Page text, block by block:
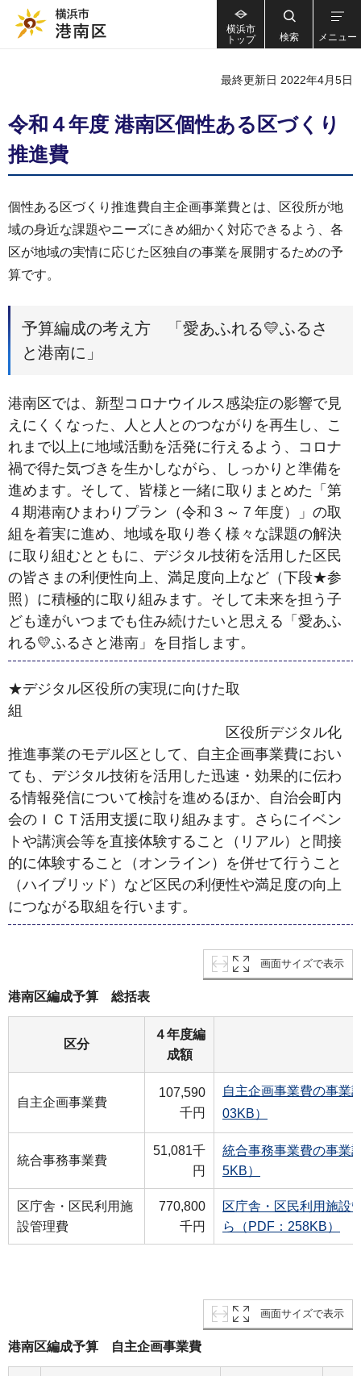
横浜市
トップ
検索 メニュー
最終更新日 2022年4月5日
令和４年度 港南区個性ある区づくり
推進費
個性ある区づくり推進費自主企画事業費とは、区役所が地
域の身近な課題やニーズにきめ細かく対応できるよう、各
区が地域の実情に応じた区独自の事業を展開するための予
算です。
予算編成の考え方 「愛あふれる💛ふるさ
と港南に」
港南区では、新型コロナウイルス感染症の影響で見
えにくくなった、人と人とのつながりを再生し、こ
れまで以上に地域活動を活発に行えるよう、コロナ
禍で得た気づきを生かしながら、しっかりと準備を
進めます。そして、皆様と一緒に取りまとめた「第
４期港南ひまわりプラン（令和３～７年度）」の取
組を着実に進め、地域を取り巻く様々な課題の解決
に取り組むとともに、デジタル技術を活用した区民
の皆さまの利便性向上、満足度向上など（下段★参
照）に積極的に取り組みます。そして未来を担う子
ども達がいつまでも住み続けたいと思える「愛あふ
れる💛ふるさと港南」を目指します。
★デジタル区役所の実現に向けた取
組
区役所デジタル化
推進事業のモデル区として、自主企画事業費におい
ても、デジタル技術を活用した迅速・効果的に伝わ
る情報発信について検討を進めるほか、自治会町内
会のＩＣＴ活用支援に取り組みます。さらにイベン
トや講演会等を直接体験すること（リアル）と間接
的に体験すること（オンライン）を併せて行うこと
（ハイブリッド）など区民の利便性や満足度の向上
につながる取組を行います。
画面サイズで表示
港南区編成予算 総括表
区分
４年度編
成額
自主企画事業費
107,590
千円
自主企画事業費の事業
03KB）
統合事務事業費
51,081千
円
統合事務事業費の事業
5KB）
区庁舎・区民利用施
設管理費
770,800
千円
区庁舎・区民利用施設
ら（PDF：258KB）
画面サイズで表示
港南区編成予算 自主企画事業費